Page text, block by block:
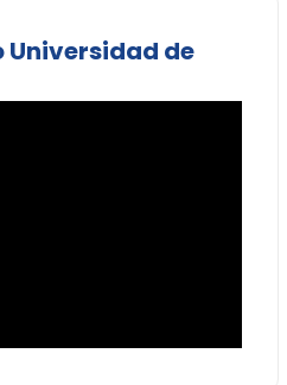
Universidad de